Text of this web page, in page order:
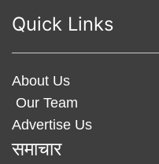
Quick Links
About Us
Our Team
Advertise Us
समाचार